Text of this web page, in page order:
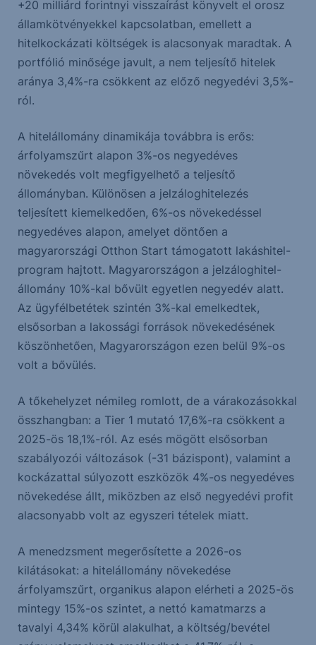
+20 milliárd forintnyi visszaírást könyvelt el orosz
államkötvényekkel kapcsolatban, emellett a
hitelkockázati költségek is alacsonyak maradtak. A
portfólió minősége javult, a nem teljesítő hitelek
aránya 3,4%-ra csökkent az előző negyedévi 3,5%-
ról.
A hitelállomány dinamikája továbbra is erős:
árfolyamszűrt alapon 3%-os negyedéves
növekedés volt megfigyelhető a teljesítő
állományban. Különösen a jelzáloghitelezés
teljesített kiemelkedően, 6%-os növekedéssel
negyedéves alapon, amelyet döntően a
magyarországi Otthon Start támogatott lakáshitel-
program hajtott. Magyarországon a jelzáloghitel-
állomány 10%-kal bővült egyetlen negyedév alatt.
Az ügyfélbetétek szintén 3%-kal emelkedtek,
elsősorban a lakossági források növekedésének
köszönhetően, Magyarországon ezen belül 9%-os
volt a bővülés.
A tőkehelyzet némileg romlott, de a várakozásokkal
összhangban: a Tier 1 mutató 17,6%-ra csökkent a
2025-ös 18,1%-ról. Az esés mögött elsősorban
szabályozói változások (-31 bázispont), valamint a
kockázattal súlyozott eszközök 4%-os negyedéves
növekedése állt, miközben az első negyedévi profit
alacsonyabb volt az egyszeri tételek miatt.
A menedzsment megerősítette a 2026-os
kilátásokat: a hitelállomány növekedése
árfolyamszűrt, organikus alapon elérheti a 2025-ös
mintegy 15%-os szintet, a nettó kamatmarzs a
tavalyi 4,34% körül alakulhat, a költség/bevétel